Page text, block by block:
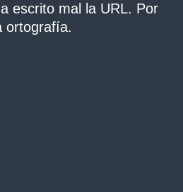
escrito mal la URL. Por
ortografía.